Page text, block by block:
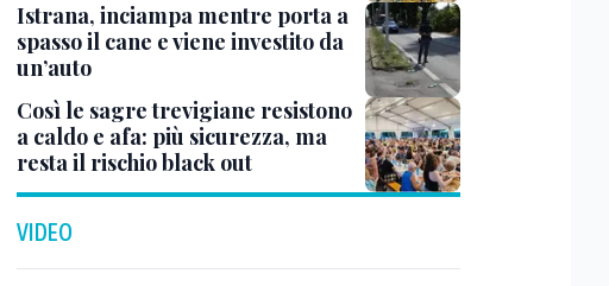
Istrana, inciampa mentre porta a
spasso il cane e viene investito da
un’auto
Così le sagre trevigiane resistono
a caldo e afa: più sicurezza, ma
resta il rischio black out
VIDEO